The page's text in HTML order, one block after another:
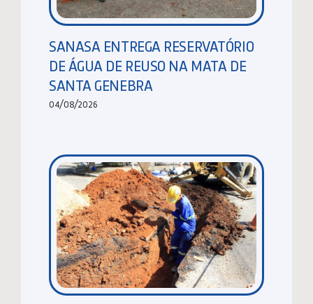
SANASA ENTREGA RESERVATÓRIO
DE ÁGUA DE REUSO NA MATA DE
SANTA GENEBRA
04/08/2026